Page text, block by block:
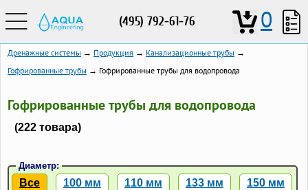
(495) 792-61-76 0
Дренажные системы → Продукция → Канализационные трубы →
Гофрированные трубы → Гофрированные трубы для водопровода
Гофрированные трубы для водопровода
(222 товара)
Диаметр:
Все 100 мм 110 мм 133 мм 150 мм